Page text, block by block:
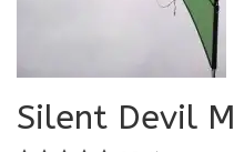
Silent Devil M